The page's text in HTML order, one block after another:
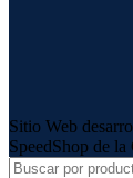
Sitio Web
SpeedShop de la